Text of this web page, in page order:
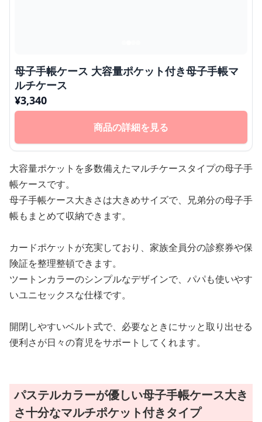
母子手帳ケース 大容量ポケット付き母子手帳マ
ルチケース
¥3,340
商品の詳細を見る
大容量ポケットを多数備えたマルチケースタイプの母子手
帳ケースです。
母子手帳ケース大きさは大きめサイズで、兄弟分の母子手
帳もまとめて収納できます。
カードポケットが充実しており、家族全員分の診察券や保
険証を整理整頓できます。
ツートンカラーのシンプルなデザインで、パパも使いやす
いユニセックスな仕様です。
開閉しやすいベルト式で、必要なときにサッと取り出せる
便利さが日々の育児をサポートしてくれます。
パステルカラーが優しい母子手帳ケース大き
さ十分なマルチポケット付きタイプ